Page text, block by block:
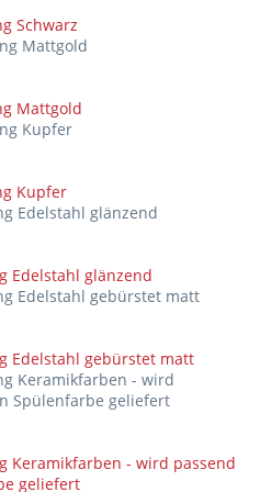
Mattgold
Kupfer
Edelstahl glänzend
Edelstahl gebürstet matt
Keramikfarben - wird
Spülenfarbe geliefert